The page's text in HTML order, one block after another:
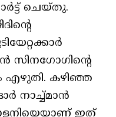
ചെയ്തു.
സിനഗോഗിന്റെ
എഴുതി. കഴിഞ്ഞ
ഓര്‍ നാച്ച്മാന്‍
ഇത്